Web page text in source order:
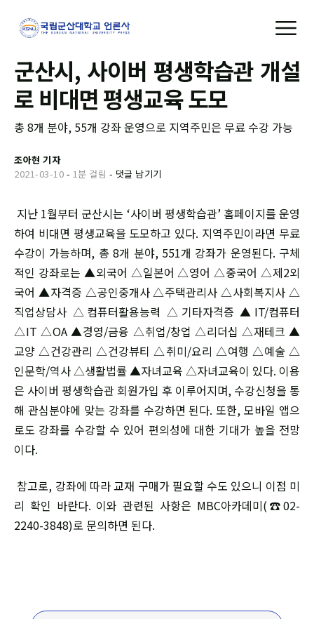
군산시, 사이버 평생학습관 개설
로 비대면 평생교육 도모
총 8개 분야, 55개 강좌 운영으로 지역주민은 무료 수강 가능
조아현 기자
2021-03-10 - 1분 걸림 - 댓글 남기기
지난 1월부터 군산시는 ‘사이버 평생학습관’ 홈페이지를 운영
하여 비대면 평생교육을 도모하고 있다. 지역주민이라면 무료
수강이 가능하며, 총 8개 분야, 551개 강좌가 운영된다. 구체
적인 강좌로는 ▲외국어 △일본어 △영어 △중국어 △제2외
국어 ▲자격증 △공인중개사 △주택관리사 △사회복지사 △
직업상담사 △컴퓨터활용능력 △기타자격증 ▲IT/컴퓨터
△IT △OA ▲경영/금융 △취업/창업 △리더십 △재테크 ▲
교양 △건강관리 △건강뷰티 △취미/요리 △여행 △예술 △
인문학/역사 △생활법률 ▲자녀교육 △자녀교육이 있다. 이용
은 사이버 평생학습관 회원가입 후 이루어지며, 수강신청을 통
해 관심분야에 맞는 강좌를 수강하면 된다. 또한, 모바일 앱으
로도 강좌를 수강할 수 있어 편의성에 대한 기대가 높을 전망
이다.
참고로, 강좌에 따라 교재 구매가 필요할 수도 있으니 이점 미
리 확인 바란다. 이와 관련된 사항은 MBC아카데미(☎02-
2240-3848)로 문의하면 된다.